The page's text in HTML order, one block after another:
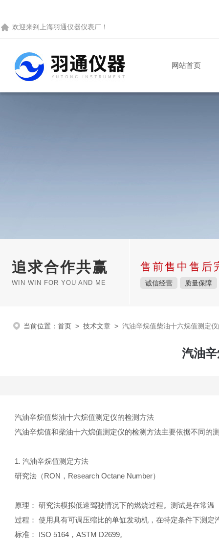
欢迎来到 上海羽通仪器仪表厂 ！
网站首页
追求合作共赢
WIN WIN FOR YOU AND ME
售前售中售后
诚信经营 质量保障
当前位置： 首页 > 技术文章 > 汽油辛烷值柴油十六烷值测定
汽油
汽油辛烷值柴油十六烷值测定仪的检测方法
汽油辛烷值和柴油十六烷值测定仪的检测方法主要依据不同的
1. 汽油辛烷值测定方法
研究法（RON，Research Octane Number）
原理： 研究法模拟低速驾驶情况下的燃烧过程。测试是在常
过程： 使用具有可调压缩比的单缸发动机，在特定条件下测
标准： ISO 5164，ASTM D2699。